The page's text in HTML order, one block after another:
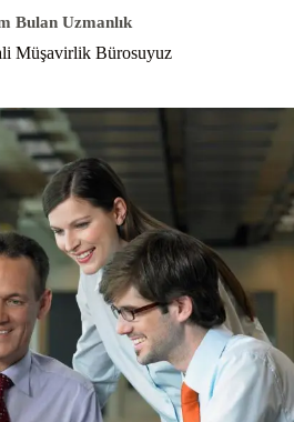
Bulan Uzmanlık
Müşavirlik Bürosuyuz